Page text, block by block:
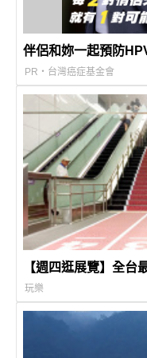
伴侶和妳一起預防
PR・台灣癌症基金會
【週四逛展覽】全台
玩樂